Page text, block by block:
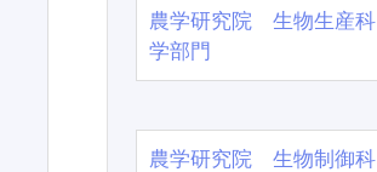
農学研究院 生物生産科
学部門
農学研究院 生物制御科